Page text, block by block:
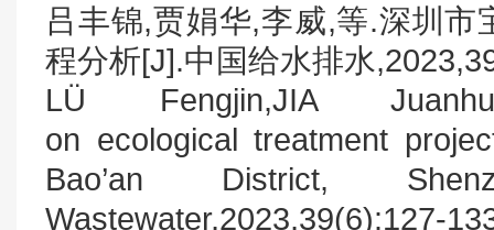
吕丰锦,贾娟华,李威,等.深圳
程分析[J].中国给水排水
LÜ Fengjin,JIA
on ecological treatment
Bao’an District,
Wastewater,2023,39(6):127-